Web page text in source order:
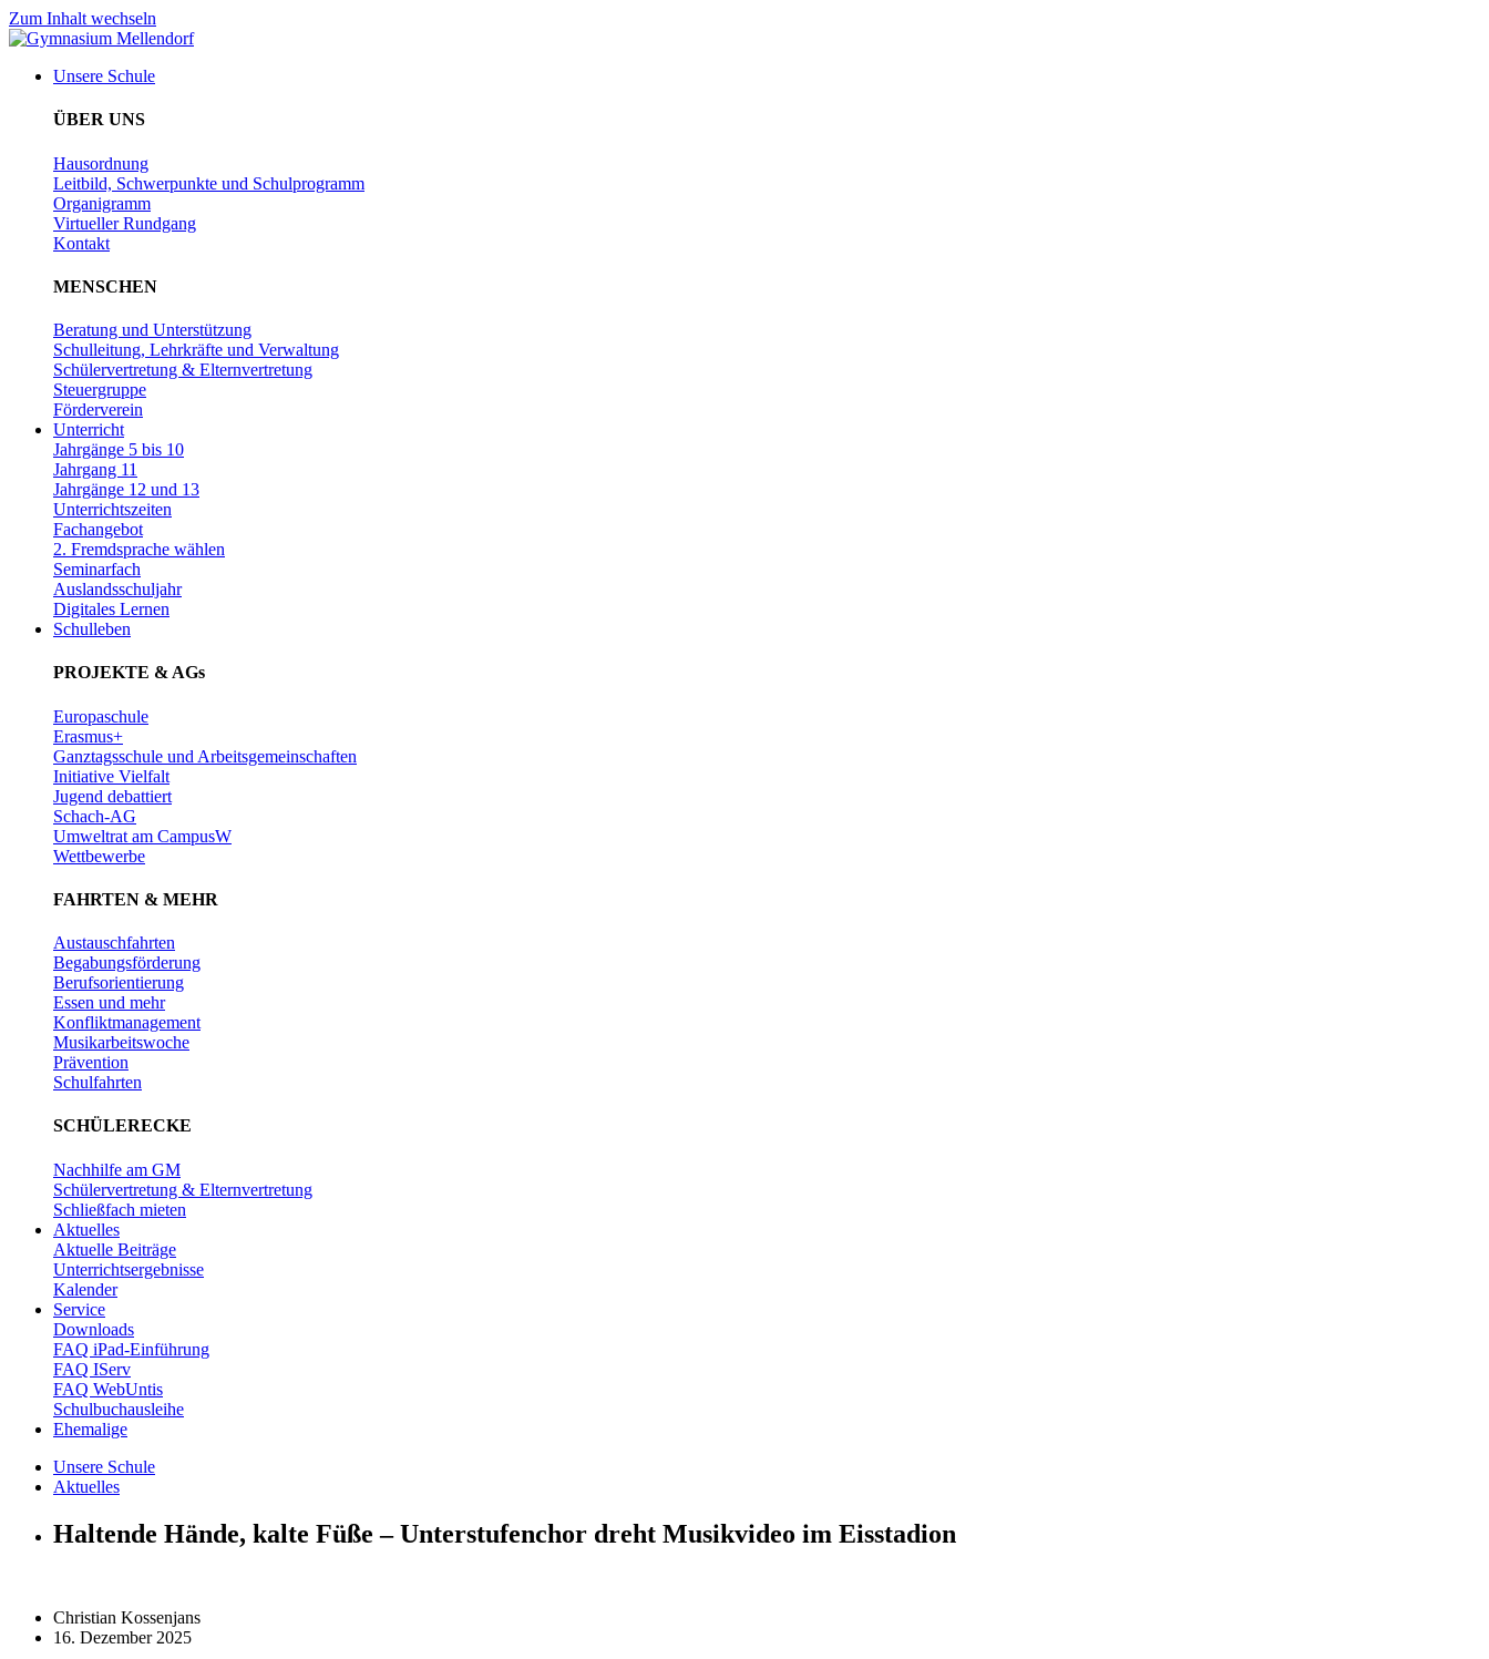
Zum Inhalt wechseln
Unsere Schule
ÜBER UNS
Hausordnung
Leitbild, Schwerpunkte und Schulprogramm
Organigramm
Virtueller Rundgang
Kontakt
MENSCHEN
Beratung und Unterstützung
Schulleitung, Lehrkräfte und Verwaltung
Schülervertretung & Elternvertretung
Steuergruppe
Förderverein
Unterricht
Jahrgänge 5 bis 10
Jahrgang 11
Jahrgänge 12 und 13
Unterrichtszeiten
Fachangebot
2. Fremdsprache wählen
Seminarfach
Auslandsschuljahr
Digitales Lernen
Schulleben
PROJEKTE & AGs
Europaschule
Erasmus+
Ganztagsschule und Arbeitsgemeinschaften
Initiative Vielfalt
Jugend debattiert
Schach-AG
Umweltrat am CampusW
Wettbewerbe
FAHRTEN & MEHR
Austauschfahrten
Begabungsförderung
Berufsorientierung
Essen und mehr
Konfliktmanagement
Musikarbeitswoche
Prävention
Schulfahrten
SCHÜLERECKE
Nachhilfe am GM
Schülervertretung & Elternvertretung
Schließfach mieten
Aktuelles
Aktuelle Beiträge
Unterrichtsergebnisse
Kalender
Service
Downloads
FAQ iPad-Einführung
FAQ IServ
FAQ WebUntis
Schulbuchausleihe
Ehemalige
Unsere Schule
Aktuelles
Haltende Hände, kalte Füße – Unterstufenchor dreht Musikvideo im Eisstadion
Christian Kossenjans
16. Dezember 2025